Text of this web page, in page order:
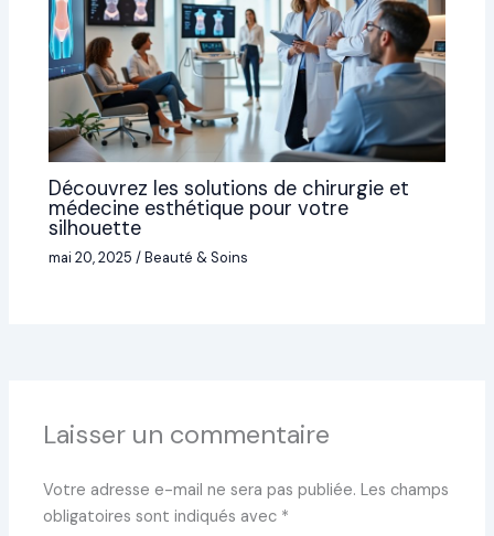
Découvrez les solutions de chirurgie et
médecine esthétique pour votre
silhouette
mai 20, 2025/Beauté & Soins
Laisser un commentaire
Votre adresse e-mail ne sera pas publiée. Les champs
obligatoires sont indiqués avec *